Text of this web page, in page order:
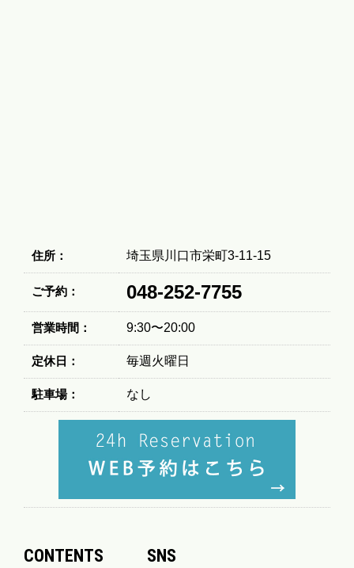
住所： 埼玉県川口市栄町3-11-15
ご予約： 048-252-7755
営業時間： 9:30〜20:00
定休日： 毎週火曜日
駐車場： なし
CONTENTS SNS